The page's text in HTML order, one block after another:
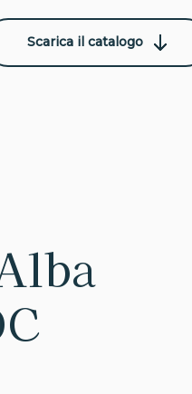
Scarica il catalogo